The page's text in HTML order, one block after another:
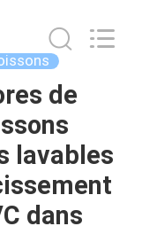
de
lavables
dans